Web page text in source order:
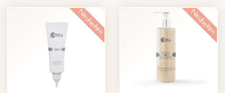
Neuheiten Neuheiten